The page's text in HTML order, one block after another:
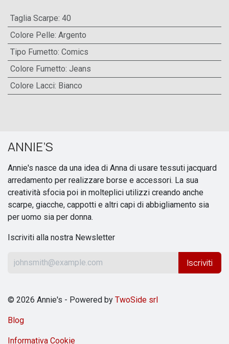
Taglia Scarpe: 40
Colore Pelle: Argento
Tipo Fumetto: Comics
Colore Fumetto: Jeans
Colore Lacci: Bianco
ANNIE’S
Annie's nasce da una idea di Anna di usare tessuti jacquard
arredamento per realizzare borse e accessori. La sua
creatività sfocia poi in molteplici utilizzi creando anche
scarpe, giacche, cappotti e altri capi di abbigliamento sia
per uomo sia per donna.
Iscriviti alla nostra Newsletter
Iscriviti
© 2026 Annie's - Powered by TwoSide srl
Blog
Informativa Cookie